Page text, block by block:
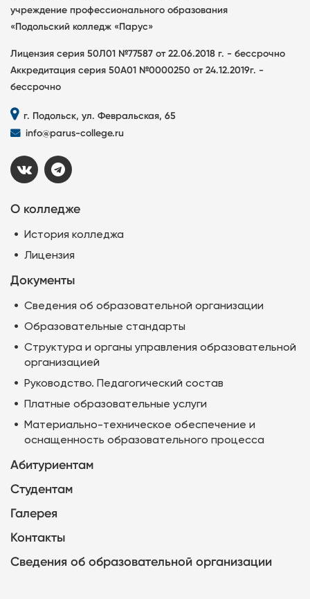
учреждение профессионального образования
«Подольский колледж «Парус»
Лицензия серия 50Л01 №77587 от 22.06.2018 г. - бессрочно
Аккредитация серия 50А01 №0000250 от 24.12.2019г. -
бессрочно
г. Подольск, ул. Февральская, 65
info@parus-college.ru
О колледже
История колледжа
Лицензия
Документы
Сведения об образовательной организации
Образовательные стандарты
Структура и органы управления образовательной
организацией
Руководство. Педагогический состав
Платные образовательные услуги
Материально-техническое обеспечение и
оснащенность образовательного процесса
Абитуриентам
Студентам
Галерея
Контакты
Сведения об образовательной организации